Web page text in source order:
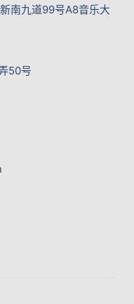
南九道99号A8音乐大
50号